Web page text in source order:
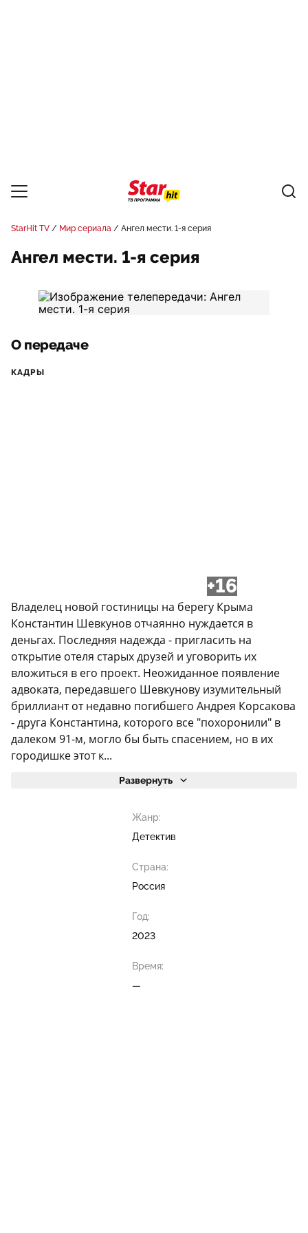
StarHit TV Мир сериала Ангел мести. 1-я серия
Ангел мести. 1-я серия
О передаче
КАДРЫ
+16
Владелец новой гостиницы на берегу Крыма
Константин Шевкунов отчаянно нуждается в
деньгах. Последняя надежда - пригласить на
открытие отеля старых друзей и уговорить их
вложиться в его проект. Неожиданное появление
адвоката, передавшего Шевкунову изумительный
бриллиант от недавно погибшего Андрея Корсакова
- друга Константина, которого все "похоронили" в
далеком 91-м, могло бы быть спасением, но в их
городишке этот к...
Развернуть
Жанр:
Детектив
Страна:
Россия
Год:
2023
Время:
—